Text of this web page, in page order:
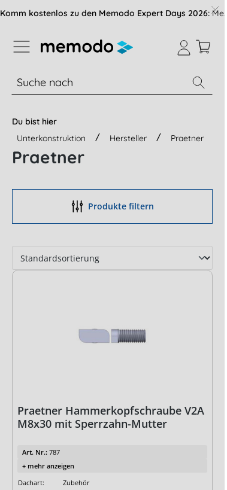
der B2B-Plattform springen
Komm kostenlos zu den Memodo Expert Days 2026:
% Sale Module Wechselrichter
Du bist hier
Unterkonstruktion
Hersteller Praetner
Praetner
Produkte filtern
Praetner Hammerkopfschraube V2A
M8x30 mit Sperrzahn-Mutter
Art. Nr.: 787
+ mehr anzeigen
Dachart:
Zubehör